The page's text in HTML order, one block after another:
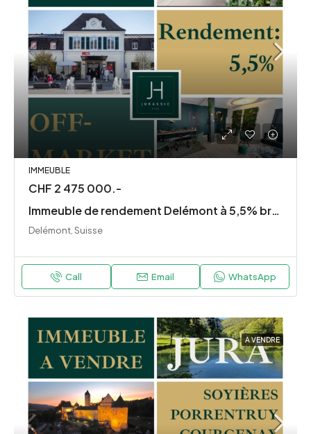
IMMEUBLE
CHF 2 475 000.-
Immeuble de rendement Delémont à 5,5% brut – premium emplacement
Delémont, Suisse
Call Email WhatsApp
A VENDRE